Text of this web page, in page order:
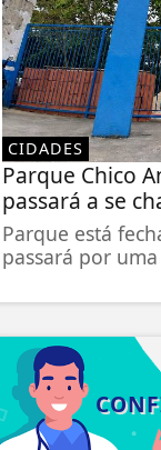
CIDADES
Parque Chico
passará a se
Parque está
passará por